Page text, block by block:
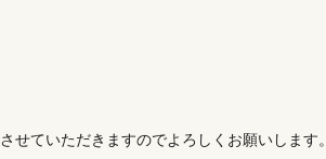
いただきますのでよろしくお願いします。